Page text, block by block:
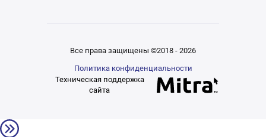
Все права защищены ©2018 - 2026
Политика конфиденциальности
Техническая поддержка
сайта